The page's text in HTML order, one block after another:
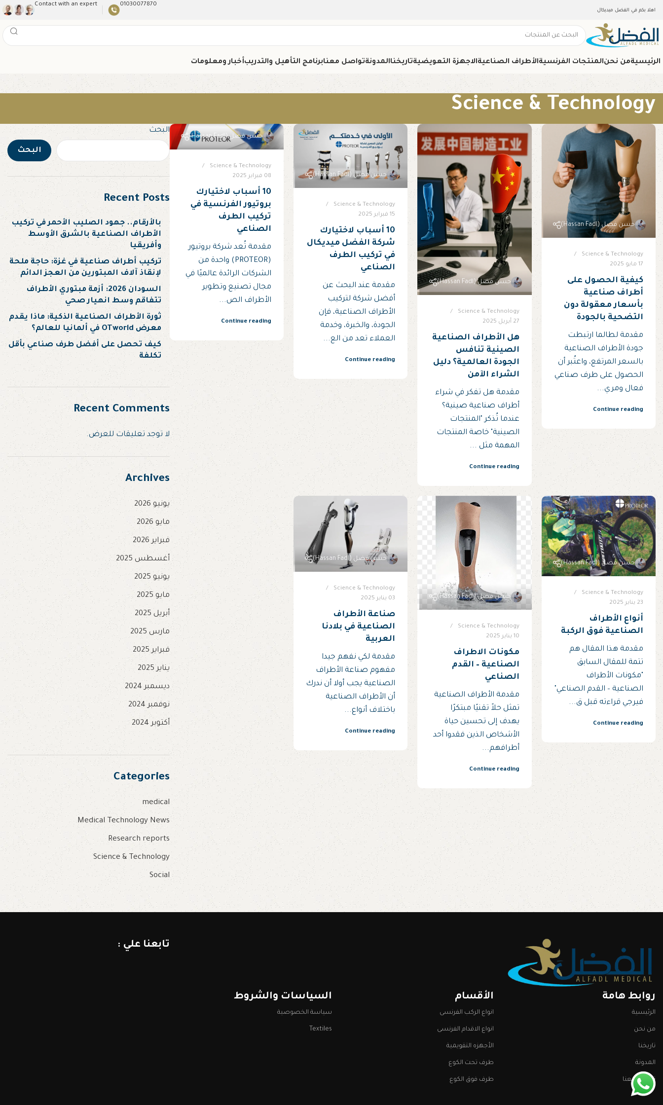
اهلا بكم في الفضل ميديكال
01030077870
Contact with an expert
الرئيسيةمن نحنالمنتجات الفرنسيةالأطراف الصناعيةالاجهزة التعويضيةتاريخناالمدونةتواصل معنابرنامج التأهيل والتدريبأخبار ومعلومات
Science & Technology
حسن فضل (Hassan Fadl)
Science & Technology
17 مايو 2025
كيفية الحصول على
أطراف صناعية
بأسعار معقولة دون
التضحية بالجودة
مقدمة لطالما ارتبطت
جودة الأطراف الصناعية
بالسعر المرتفع، واعتُبر أن
الحصول على طرف صناعي
فعال ومري...
Continue reading
حسن فضل (Hassan Fadl)
Science & Technology
27 أبريل 2025
هل الأطراف الصناعية
الصينية تنافس
الجودة العالمية؟ دليل
الشراء الآمن
مقدمة هل تفكر في شراء
أطراف صناعية صينية؟
عندما تُذكر "المنتجات
الصينية" خاصة المنتجات
المهمة مثل ...
Continue reading
حسن فضل (Hassan Fadl)
Science & Technology
15 فبراير 2025
10 أسباب لاختيارك
شركة الفضل ميديكال
في تركيب الطرف
الصناعي
مقدمة عند البحث عن
أفضل شركة لتركيب
الأطراف الصناعية، فإن
الجودة، والخبرة، وخدمة
العملاء تعد من الع...
Continue reading
حسن فضل (Hassan Fadl)
Science & Technology
08 فبراير 2025
10 أسباب لاختيارك
بروتيور الفرنسية في
تركيب الطرف
الصناعي
مقدمة تُعد شركة بروتيور
(PROTEOR) واحدة من
الشركات الرائدة عالميًا في
مجال تصنيع وتطوير
الأطراف الص...
Continue reading
حسن فضل (Hassan Fadl)
Science & Technology
23 يناير 2025
أنواع الأطراف
الصناعية فوق الركبة
مقدمة هذا المقال هم
تتمة للمقال السابق
"مكونات الأطراف
الصناعية – القدم الصناعي"
فيرجي قراءته قبل ق...
Continue reading
حسن فضل (Hassan Fadl)
Science & Technology
10 يناير 2025
مكونات الاطراف
الصناعية – القدم
الصناعي
مقدمة الأطراف الصناعية
تمثل حلاً تقنيًا مبتكرًا
يهدف إلى تحسين حياة
الأشخاص الذين فقدوا أحد
أطرافهم...
Continue reading
حسن فضل (Hassan Fadl)
Science & Technology
03 يناير 2025
صناعة الأطراف
الصناعية في بلادنا
العربية
مقدمة لكي نفهم جيدا
مفهوم صناعة الأطراف
الصناعية يجب أولا أن ندرك
أن الأطراف الصناعية
باختلاف أنواع...
Continue reading
البحث
البحث
Recent Posts
بالأرقام.. جهود الصليب الأحمر في تركيب
الأطراف الصناعية بالشرق الأوسط
وأفريقيا
تركيب أطراف صناعية في غزة: حاجة ملحة
لإنقاذ آلاف المبتورين من العجز الدائم
السودان 2026: أزمة مبتوري الأطراف
تتفاقم وسط انهيار صحي
ثورة الأطراف الصناعية الذكية: ماذا يقدم
معرض OTworld في ألمانيا للعالم؟
كيف تحصل على أفضل طرف صناعي بأقل
تكلفة
Recent Comments
لا توجد تعليقات للعرض.
Archives
يونيو 2026
مايو 2026
فبراير 2026
أغسطس 2025
يونيو 2025
مايو 2025
أبريل 2025
مارس 2025
فبراير 2025
يناير 2025
ديسمبر 2024
نوفمبر 2024
أكتوبر 2024
Categories
medical
Medical Technology News
Research reports
Science & Technology
Social
روابط هامة
الرئيسية
من نحن
تاريخنا
المدونة
تواصل معنا
الأقسام
انواع الركب الفرنسى
انواع الاقدام الفرنسى
الأجهزه التقويمية
طرف تحت الكوع
طرف فوق الكوع
السياسات والشروط
سياسة الخصوصية
Textiles
تابعنا علي :